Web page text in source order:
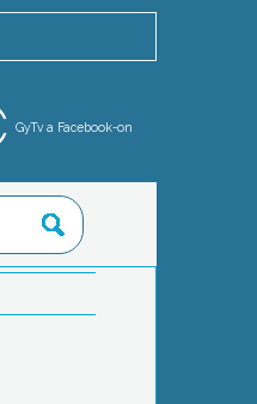
GyTv a Facebook-on